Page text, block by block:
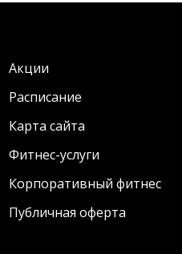
Акции
Расписание
Карта сайта
Фитнес-услуги
Корпоративный фитнес
Публичная оферта